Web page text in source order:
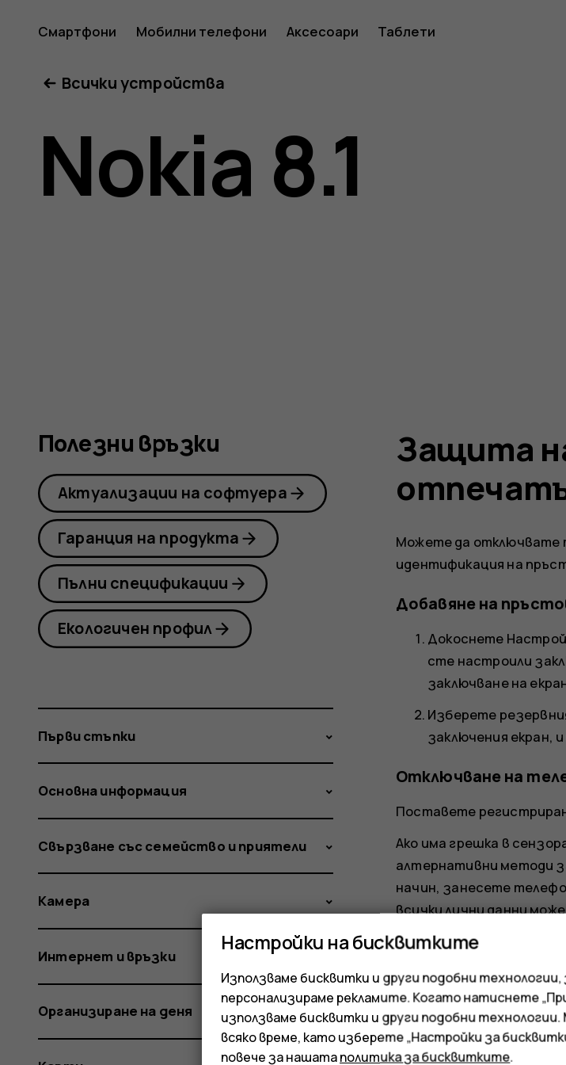
Ръководство
на
потребителя
8.1
Смартфони Мобилни телефони Аксесоари Таблети
Всички устройства
Nokia 8.1
Защита
Можете да отключвате
идентификация на
Добавяне на
Докоснете
сте настроили
заключване на
Изберете
заключения екран,
Отключване на
Поставете
Ако има грешка в
алтернативни методи
начин, занесете
всички лични данни
свържете с най-
Полезни връзки
Актуализации на софтуера
Гаранция на продукта
Пълни спецификации
Екологичен профил
Първи стъпки
Основна информация
Свързване със семейство и приятели
Камера
Интернет и връзки
Организиране на деня
Настройки на бисквитките
Използваме бисквитки и други подобни
персонализираме рекламите. Когато натиснете
използваме бисквитки и други подобни
всяко време, като изберете „Настройки за
повече за нашатаполитика за бисквитките.